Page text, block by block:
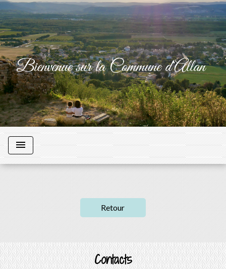
menu
Retour
Contacts